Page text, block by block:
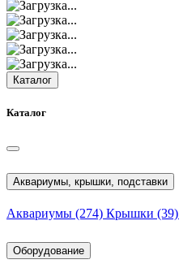
Каталог
Каталог
Аквариумы, крышки, подставки
Аквариумы (274) Крышки (39)
Оборудование